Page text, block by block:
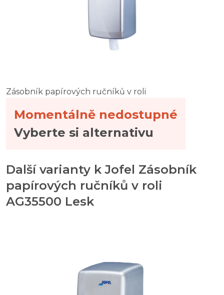
Zásobník papírových ručníků v roli
Momentálně nedostupné
Vyberte si alternativu
Další varianty k Jofel Zásobník
papírových ručníků v roli
AG35500 Lesk